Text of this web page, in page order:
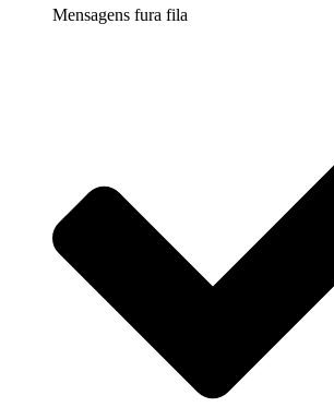
Mensagens fura fila